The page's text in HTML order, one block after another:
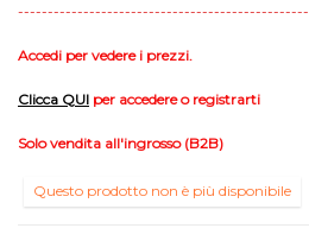
-------------------------------------------------
Accedi per vedere i prezzi.
Clicca QUI per accedere o registrarti
Solo vendita all'ingrosso (B2B)
Questo prodotto non è più disponibile